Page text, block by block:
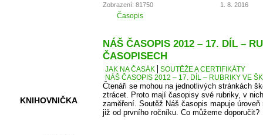
KNIHOVNIČKA
Zobrazení: 81750 1. 8. 2016
Časopis
NÁŠ ČASOPIS 2012 – 17. DÍL –
ČASOPISECH
JAK NA ČASÁK
SOUTĚŽE A CERTIFIKÁTY
NÁŠ ČASOPIS 2012 – 17. DÍL – RUBRIKY VE
Čtenáři se mohou na jednotlivých stránkách
ztrácet. Proto mají časopisy své rubriky, v
zaměření. Soutěž Náš časopis mapuje
již od prvního ročníku. Co můžeme doporučit?